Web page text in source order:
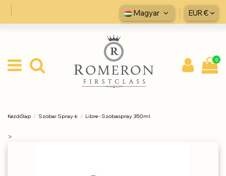
Magyar EUR €
0
Kezdőlap Szobai Spray-k Libre - Szobaspray 350ml
>